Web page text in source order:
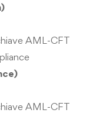
AML-CFT
AML-CFT